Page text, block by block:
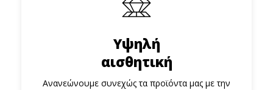
Υψηλή
αισθητική
Ανανεώνουμε συνεχώς τα προϊόντα μας με την